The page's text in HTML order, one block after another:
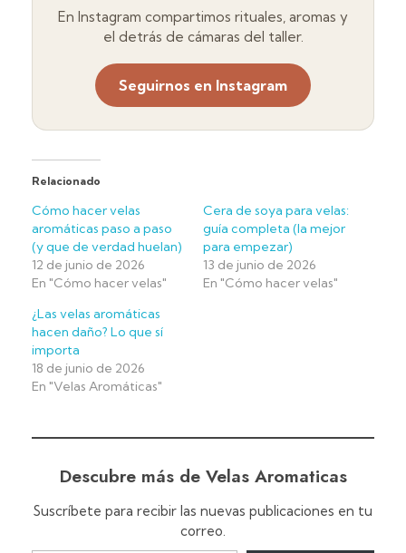
En Instagram compartimos rituales, aromas y
el detrás de cámaras del taller.
Seguirnos en Instagram
Relacionado
Cómo hacer velas
aromáticas paso a paso
(y que de verdad huelan)
12 de junio de 2026
En "Cómo hacer velas"
Cera de soya para velas:
guía completa (la mejor
para empezar)
13 de junio de 2026
En "Cómo hacer velas"
¿Las velas aromáticas
hacen daño? Lo que sí
importa
18 de junio de 2026
En "Velas Aromáticas"
Descubre más de Velas Aromaticas
Suscríbete para recibir las nuevas publicaciones en tu
correo.